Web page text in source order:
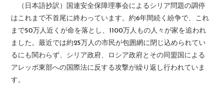
（日本語抄訳）国連安全保障理事会によるシリア問題の調停
はこれまで不首尾に終わっています。約6年間続く紛争で、これ
まで50万人近くが命を落とし、1100万人もの人々が家を追われ
ました。最近では約25万人の市民が包囲網に閉じ込められてい
るにも関わらず、シリア政府、ロシア政府とその同盟国による
アレッポ東部への国際法に反する攻撃が繰り返し行われていま
す。